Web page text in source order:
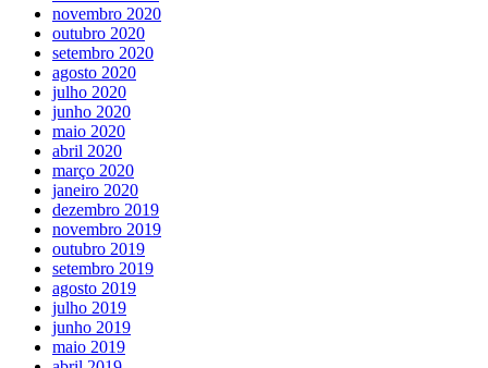
novembro 2020
outubro 2020
setembro 2020
agosto 2020
julho 2020
junho 2020
maio 2020
abril 2020
março 2020
janeiro 2020
dezembro 2019
novembro 2019
outubro 2019
setembro 2019
agosto 2019
julho 2019
junho 2019
maio 2019